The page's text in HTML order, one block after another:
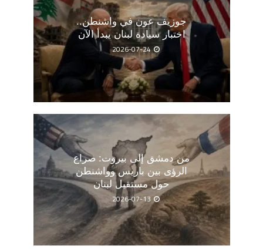
جوزيف عون في واشنطن..
اختبار سيادة لبنان يبدأ الآن
2026-07-24
من دمشق إلى بيروت: صراع
الرؤى بين باريس وواشنطن
حول مستقبل لبنان
2026-07-13